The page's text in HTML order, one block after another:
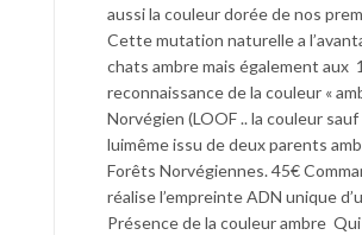
aussi la couleur dorée de nos
Cette mutation naturelle a
chats ambre mais également aux
reconnaissance de la couleur «
Norvégien (LOOF .. la couleur
luimême issu de deux parents
Forêts Norvégiennes. 45€
réalise l’empreinte ADN unique
Présence de la couleur ambre